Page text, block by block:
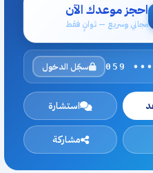
احجز موعدك الآن
مجاني وسريع — ثوانٍ فقط
059 سجّل الدخول
استشارة
مشاركة